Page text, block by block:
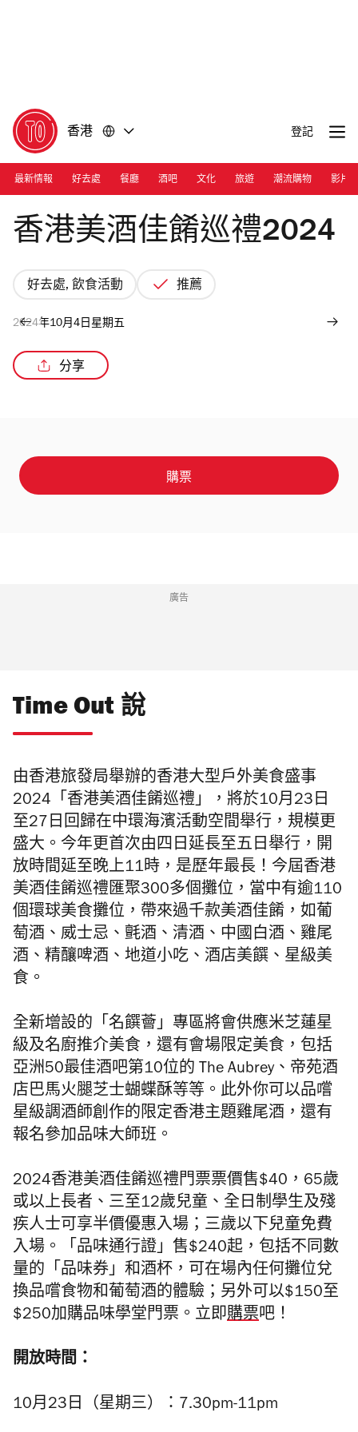
香港 登記
最新情報 好去處 餐廳 酒吧 文化 旅遊 潮流購物 影片
Photograph: Courtesy HKTB
香港美酒佳餚巡禮2024
好去處, 飲食活動 推薦
2024年10月4日星期五
分享
購票
廣告
Time Out 說
由香港旅發局舉辦的香港大型戶外美食盛事
2024「香港美酒佳餚巡禮」，將於10月23日
至27日回歸在中環海濱活動空間舉行，規模更
盛大。今年更首次由四日延長至五日舉行，開
放時間延至晚上11時，是歷年最長！今屆香港
美酒佳餚巡禮匯聚300多個攤位，當中有逾110
個環球美食攤位，帶來過千款美酒佳餚，如葡
萄酒、威士忌、氈酒、清酒、中國白酒、雞尾
酒、精釀啤酒、地道小吃、酒店美饌、星級美
食。
全新增設的「名饌薈」專區將會供應米芝蓮星
級及名廚推介美食，還有會場限定美食，包括
亞洲50最佳酒吧第10位的 The Aubrey、帝苑酒
店巴馬火腿芝士蝴蝶酥等等。此外你可以品嚐
星級調酒師創作的限定香港主題雞尾酒，還有
報名參加品味大師班。
2024香港美酒佳餚巡禮門票票價售$40，65歲
或以上長者、三至12歲兒童、全日制學生及殘
疾人士可享半價優惠入場；三歲以下兒童免費
入場。「品味通行證」售$240起，包括不同數
量的「品味券」和酒杯，可在場內任何攤位兌
換品嚐食物和葡萄酒的體驗；另外可以$150至
$250加購品味學堂門票。立即購票吧！
開放時間：
10月23日（星期三）：7.30pm-11pm